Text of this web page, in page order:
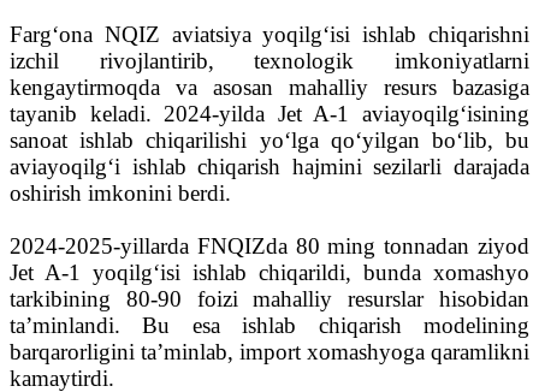
Farg‘ona NQIZ aviatsiya yoqilg‘isi ishlab chiqarishni
izchil rivojlantirib, texnologik imkoniyatlarni
kengaytirmoqda va asosan mahalliy resurs bazasiga
tayanib keladi. 2024-yilda Jet A-1 aviayoqilg‘isining
sanoat ishlab chiqarilishi yo‘lga qo‘yilgan bo‘lib, bu
aviayoqilg‘i ishlab chiqarish hajmini sezilarli darajada
oshirish imkonini berdi.
2024-2025-yillarda FNQIZda 80 ming tonnadan ziyod
Jet A-1 yoqilg‘isi ishlab chiqarildi, bunda xomashyo
tarkibining 80-90 foizi mahalliy resurslar hisobidan
ta’minlandi. Bu esa ishlab chiqarish modelining
barqarorligini ta’minlab, import xomashyoga qaramlikni
kamaytirdi.